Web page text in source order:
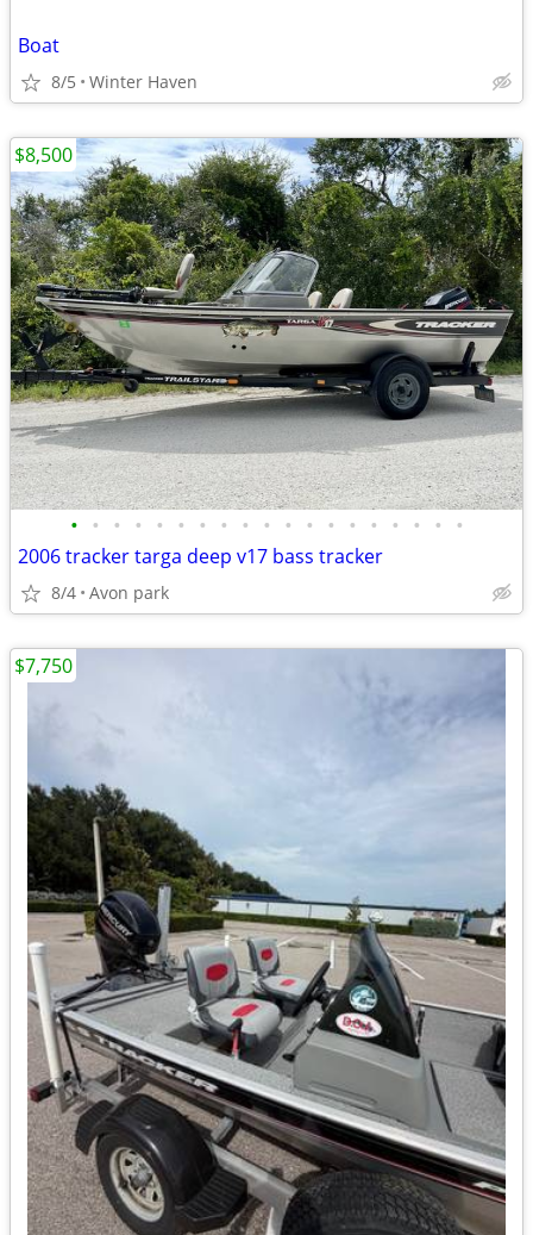
Boat
8/5 Winter Haven
• • • • • • • • • • • • • • • • • • •
2006 tracker targa deep v17 bass tracker
8/4 Avon park
$8,500
$7,750